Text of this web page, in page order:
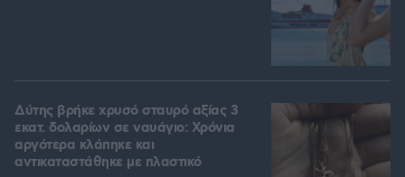
Δύτης βρήκε χρυσό σταυρό αξίας 3
εκατ. δολαρίων σε ναυάγιο: Χρόνια
αργότερα κλάπηκε και
αντικαταστάθηκε με πλαστικό